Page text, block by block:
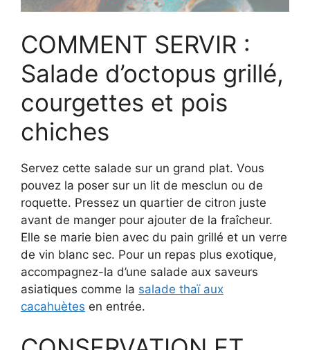
COMMENT SERVIR :
Salade d’octopus grillé,
courgettes et pois
chiches
Servez cette salade sur un grand plat. Vous
pouvez la poser sur un lit de mesclun ou de
roquette. Pressez un quartier de citron juste
avant de manger pour ajouter de la fraîcheur.
Elle se marie bien avec du pain grillé et un verre
de vin blanc sec. Pour un repas plus exotique,
accompagnez-la d’une salade aux saveurs
asiatiques comme la salade thaï aux
cacahuètes en entrée.